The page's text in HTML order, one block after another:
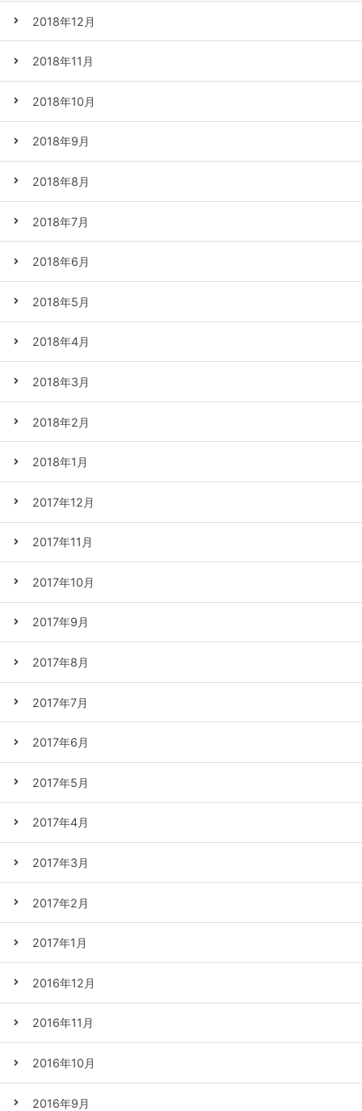
2018年12月
2018年11月
2018年10月
2018年9月
2018年8月
2018年7月
2018年6月
2018年5月
2018年4月
2018年3月
2018年2月
2018年1月
2017年12月
2017年11月
2017年10月
2017年9月
2017年8月
2017年7月
2017年6月
2017年5月
2017年4月
2017年3月
2017年2月
2017年1月
2016年12月
2016年11月
2016年10月
2016年9月